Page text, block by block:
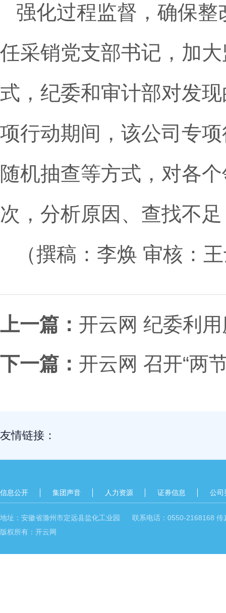
强化过程监督，确保
任采销党支部书记，加
式，纪委和审计部对发
项行动期间，该公司专
随机抽查等方式，对各
次，分析原因、查找不
（撰稿：李焕 审核：
上一篇： 开云网 纪委利
下一篇： 开云网 召开“两
友情链接：
信息公开 集团声音 人力资源 证券信息 公司
地址：安徽省滁州市定远县盐化工业园 联系电话：0550-2168168
版权所有：开云网